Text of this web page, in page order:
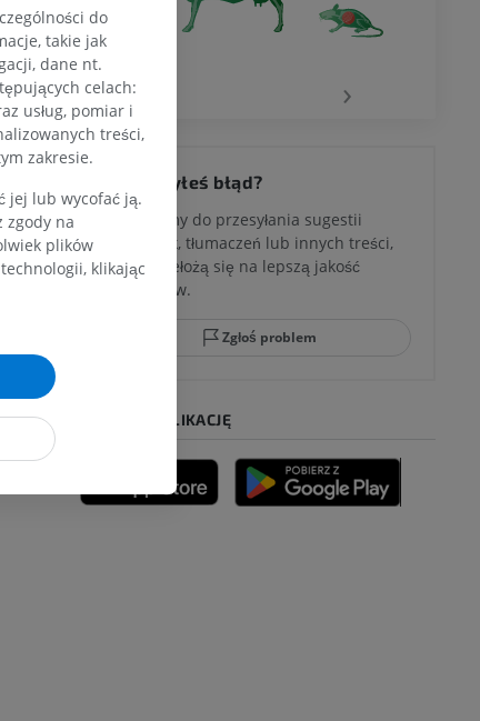
›
Zauważyłeś błąd?
Zachęcamy do przesyłania sugestii
poprawek, tłumaczeń lub innych treści,
które przełożą się na lepszą jakość
materiałów.
Zgłoś problem
POBIERZ APLIKACJĘ
do
takie jak
dane nt.
celach:
usług, pomiar i
treści,
zakresie.
jej lub wycofać ją.
zgody na
plików
klikając